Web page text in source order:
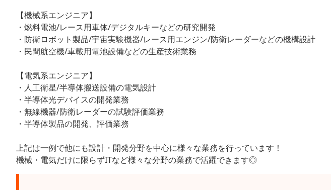
【機械系エンジニア】
・燃料電池/レース用車体/デジタルキーなどの研究開発
・防衛ロボット製品/宇宙実験機器/レース用エンジン/防衛レーダーなどの機構設計
・民間航空機/車載用電池設備などの生産技術業務
【電気系エンジニア】
・人工衛星/半導体搬送設備の電気設計
・半導体光デバイスの開発業務
・無線機器/防衛レーダーの試験評価業務
・半導体製品の開発、評価業務
上記は一例で他にも設計・開発分野を中心に様々な業務を行っています！
機械・電気だけに限らずITなど様々な分野の業務で活躍できます◎